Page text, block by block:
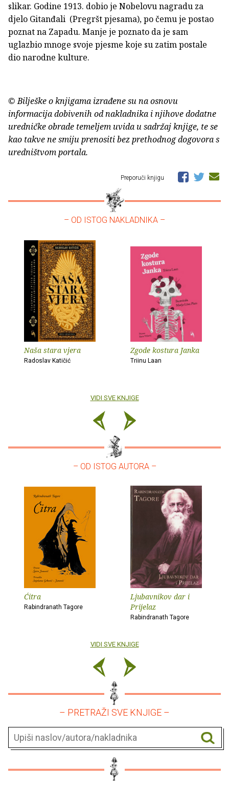
slikar. Godine 1913. dobio je Nobelovu nagradu za
djelo Gitanđali (Pregršt pjesama), po čemu je postao
poznat na Zapadu. Manje je poznato da je sam
uglazbio mnoge svoje pjesme koje su zatim postale
dio narodne kulture.
© Bilješke o knjigama izrađene su na osnovu
informacija dobivenih od nakladnika i njihove dodatne
uredničke obrade temeljem uvida u sadržaj knjige, te se
kao takve ne smiju prenositi bez prethodnog dogovora s
uredništvom portala.
Preporuči knjigu
– OD ISTOG NAKLADNIKA –
Naša stara vjera
Radoslav Katičić
Zgode kostura Janka
Triinu Laan
VIDI SVE KNJIGE
– OD ISTOG AUTORA –
Ćitra
Rabindranath Tagore
Ljubavnikov dar i
Prijelaz
Rabindranath Tagore
VIDI SVE KNJIGE
– PRETRAŽI SVE KNJIGE –